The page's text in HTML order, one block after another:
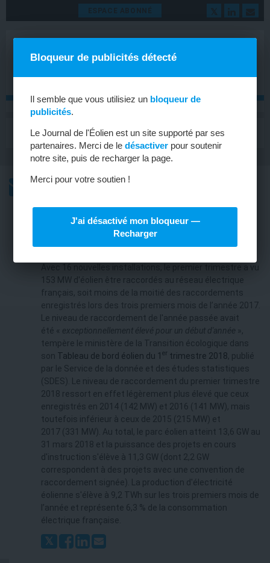
ESPACE ABONNÉ
MENU
L’ACTU
FRANCE
Un premier trimestre en demi-teinte
153 MW d'éolien être raccordés au réseau électrique
français, soit moins de la moitié des raccordements
enregistrés lors des trois premiers mois de l’année 2017.
Le niveau de raccordement de l'année passée avait
été « exceptionnellement élevé pour un début d'année »,
tempère le ministère de la Transition écologique dans
son Tableau de bord éolien du 1 er trimestre 2018, publié
par le Service de la donnée et des études statistiques
(SDES). Le niveau de raccordement du premier trimestre
2018 ressort en effet légèrement plus élevé que ceux
enregistrés en 2014 (142 MW) et 2016 (141 MW), mais
toutefois inférieur à ceux de 2015 (215 MW) et
2017 (331 MW). Au total, le parc éolien atteint 13,6 GW au
31 mars 2018 et la puissance des projets en cours
d'instruction s'élève à 11,3 GW (dont 2,2 GW
correspondent à des projets avec une convention de
raccordement signée). La production d'électricité
éolienne s'élève à 9,2 TWh sur les trois premiers mois de
l’année et représente 6,3 % de la consommation
électrique française.
Bloqueur de publicités détecté
Il semble que vous utilisiez un bloqueur de
publicités.
Le Journal de l'Éolien est un site supporté par ses
partenaires. Merci de ledésactiver pour soutenir
notre site, puis de recharger la page.
Merci pour votre soutien !
J'ai désactivé mon bloqueur —
Recharger